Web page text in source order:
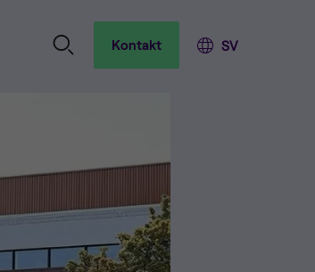
Kontakt